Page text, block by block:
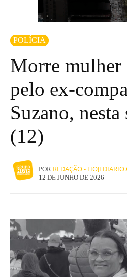
POLÍCIA
Morre mulher
pelo ex-
Suzano,
(12)
POR REDAÇÃO -
12 DE JUNHO DE 2026